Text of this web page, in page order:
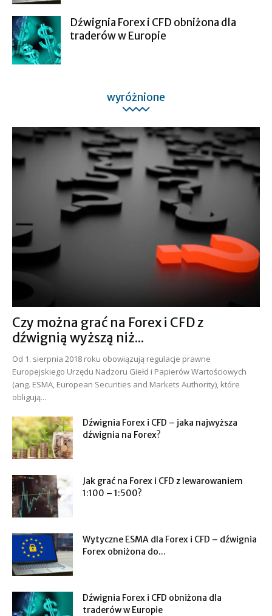
Dźwignia Forex i CFD obniżona dla
traderów w Europie
wyróżnione
Czy można grać na Forex i CFD z
dźwignią wyższą niż...
Od 1. sierpnia 2018 roku obowiązują regulacje prawne
Europejskiego Urzędu Nadzoru Giełd i Papierów Wartościowych
(ang. ESMA, European Securities and Markets Authority), które
obligują...
Dźwignia Forex i CFD – jaka najwyższa
dźwignia na Forex?
Jak grać na Forex i CFD z lewarowaniem
1:100 – 1:500?
Wytyczne ESMA dla Forex i CFD – dźwignia
Forex obniżona do...
Dźwignia Forex i CFD obniżona dla
traderów w Europie